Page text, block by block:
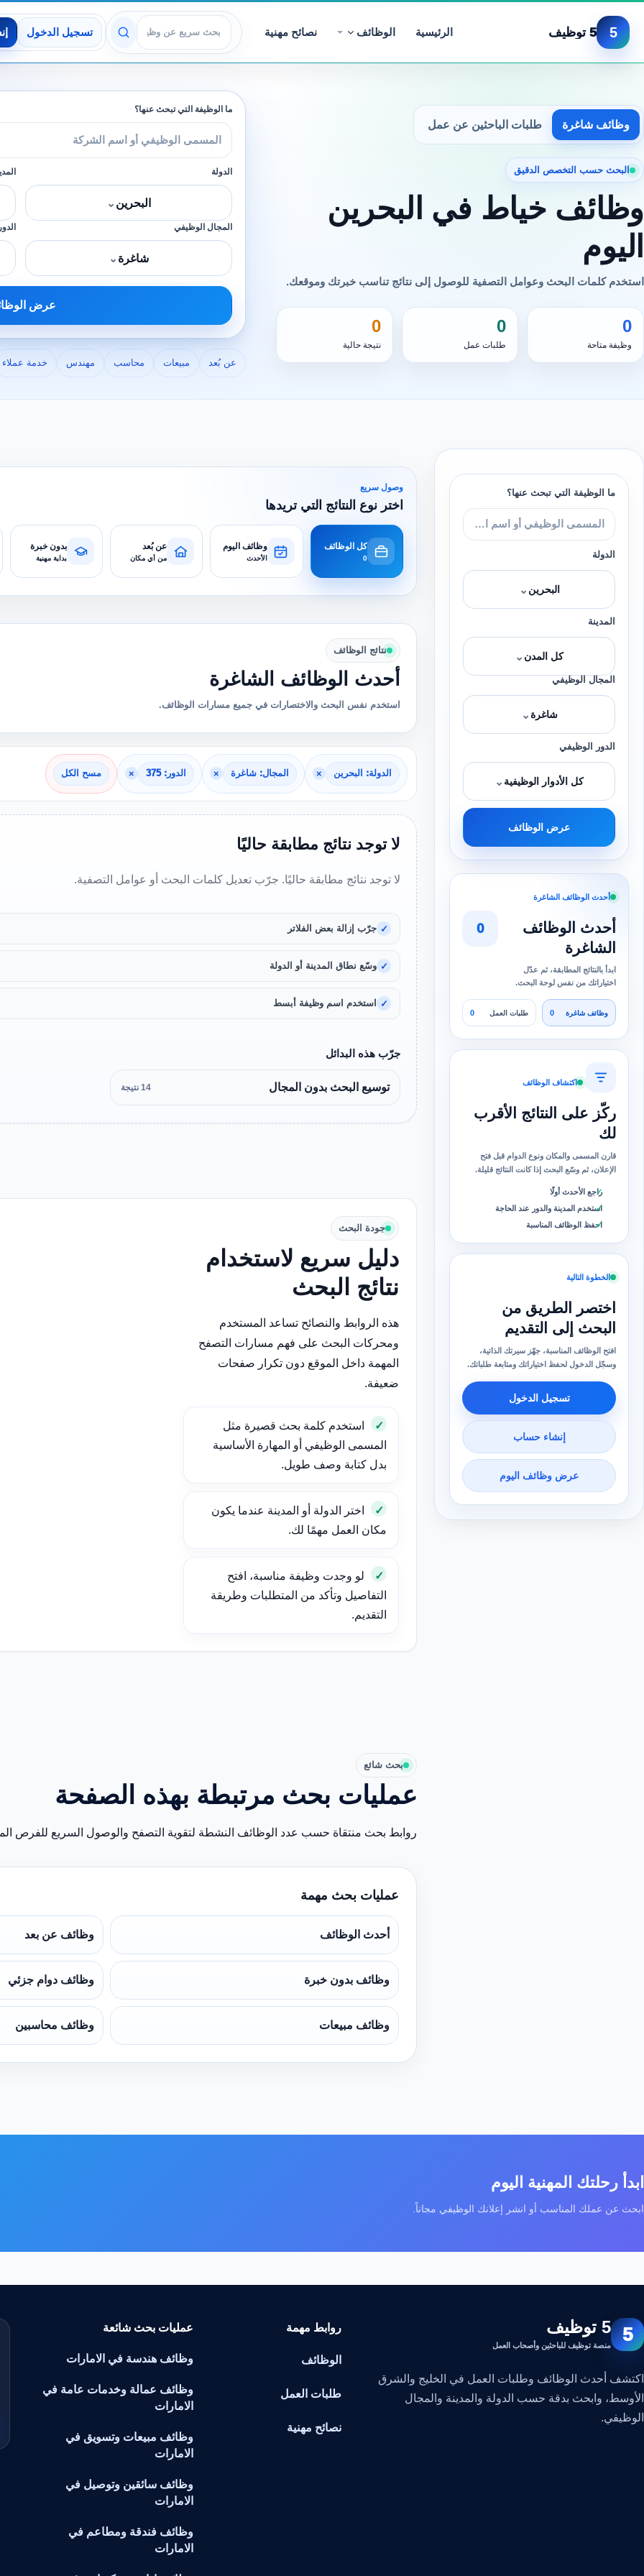
5 5 توظيف الرئيسية الوظائف نصائح مهنية
عرض الوظائف
تسجيل الدخول
وظائف شاغرة طلبات الباحثين عن عمل
البحث حسب التخصص الدقيق
وظائف خياط في البحرين
اليوم
استخدم كلمات البحث وعوامل التصفية للوصول إلى نتائج تناسب خبرتك وموقعك.
0
وظيفة متاحة
0
طلبات عمل
0
نتيجة حالية
ما الوظيفة التي تبحث عنها؟
الدولة
البحرين ⌄
المجال الوظيفي
شاغرة ⌄
عرض
عن بُعد مبيعات محاسب مهندس خدمة عملاء
ما الوظيفة التي تبحث عنها؟
الدولة
البحرين ⌄
المدينة
كل المدن ⌄
المجال الوظيفي
شاغرة ⌄
الدور الوظيفي
كل الأدوار الوظيفية ⌄
عرض الوظائف
أحدث الوظائف الشاغرة
أحدث الوظائف
الشاغرة
ابدأ بالنتائج المطابقة، ثم عدّل
اختياراتك من نفس لوحة البحث.
0
وظائف شاغرة 0 طلبات العمل 0
اكتشاف الوظائف
ركّز على النتائج الأقرب
لك
قارن المسمى والمكان ونوع الدوام قبل فتح
الإعلان، ثم وسّع البحث إذا كانت النتائج قليلة.
راجع الأحدث أولًا
استخدم المدينة والدور عند الحاجة
احفظ الوظائف المناسبة
الخطوة التالية
اختصر الطريق من
البحث إلى التقديم
افتح الوظائف المناسبة، جهّز سيرتك الذاتية،
وسجّل الدخول لحفظ اختياراتك ومتابعة طلباتك.
تسجيل الدخول
إنشاء حساب
عرض وظائف اليوم
وصول سريع
اختر نوع النتائج التي تريدها
كل الوظائف
0
وظائف اليوم
الأحدث
عن بُعد
من أي مكان
بدون خبرة
بداية مهنية
نتائج الوظائف
أحدث الوظائف الشاغرة
استخدم نفس البحث والاختصارات في جميع مسارات الوظائف.
الدولة: البحرين × المجال: شاغرة × الدور: 375 × مسح الكل
لا توجد نتائج مطابقة حاليًا
لا توجد نتائج مطابقة حاليًا. جرّب تعديل كلمات البحث أو عوامل التصفية.
جرّب إزالة بعض الفلاتر
وسّع نطاق المدينة أو الدولة
استخدم اسم وظيفة أبسط
جرّب هذه البدائل
توسيع البحث بدون المجال 14 نتيجة
جودة البحث
دليل سريع لاستخدام
نتائج البحث
هذه الروابط والنصائح تساعد المستخدم
ومحركات البحث على فهم مسارات التصفح
المهمة داخل الموقع دون تكرار صفحات
ضعيفة.
استخدم كلمة بحث قصيرة مثل
المسمى الوظيفي أو المهارة الأساسية
بدل كتابة وصف طويل.
اختر الدولة أو المدينة عندما يكون
مكان العمل مهمًا لك.
لو وجدت وظيفة مناسبة، افتح
التفاصيل وتأكد من المتطلبات وطريقة
التقديم.
بحث شائع
عمليات بحث مرتبطة بهذه الصفحة
روابط بحث منتقاة حسب عدد الوظائف النشطة لتقوية التصفح والوصول السريع للفرص
عمليات بحث مهمة
أحدث الوظائف وظائف عن بعد
وظائف بدون خبرة وظائف دوام جزئي
وظائف مبيعات وظائف محاسبين
ابدأ رحلتك المهنية اليوم
ابحث عن عملك المناسب أو انشر إعلانك الوظيفي مجاناً.
5 5 توظيف
منصة توظيف للباحثين وأصحاب العمل
اكتشف أحدث الوظائف وطلبات العمل في الخليج والشرق
الأوسط، وابحث بدقة حسب الدولة والمدينة والمجال
الوظيفي.
روابط مهمة
الوظائف
طلبات العمل
نصائح مهنية
عمليات بحث شائعة
وظائف هندسة في الامارات
وظائف عمالة وخدمات عامة في
الامارات
وظائف مبيعات وتسويق في
الامارات
وظائف سائقين وتوصيل في
الامارات
وظائف فندقة ومطاعم في
الامارات